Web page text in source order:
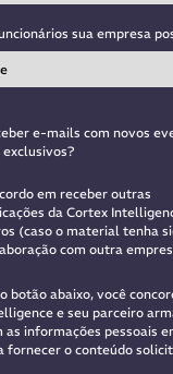
sua empresa
e-mails com novos
em receber outras
da Cortex
(caso o material tenha
com outra
botão abaixo, você
e seu parceiro
as informações pessoais
fornecer o conteúdo